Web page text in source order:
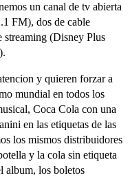
un canal de tv abierta
FM), dos de cable
streaming (Disney Plus
y quieren forzar a
mundial en todos los
Coca Cola con una
en las etiquetas de las
los mismos distribuidores
y la cola sin etiqueta
album, los boletos